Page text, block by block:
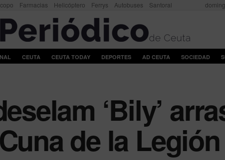
Farmacias Helicóptero Ferrys Autobuses Santoral
CEUTA CEUTA TODAY DEPORTES AD CEUTA SOCIEDAD
‘Bily’
de la Legión